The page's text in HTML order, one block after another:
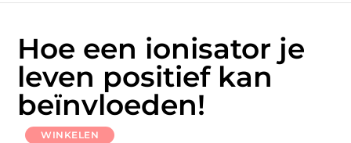
Hoe een ionisator je
leven positief kan
beïnvloeden!
WINKELEN